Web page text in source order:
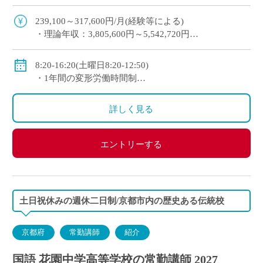
安に専任教諭への登用チャンスあり 京 […]
239,100～317,600円/月(経験等による)
・理論年収：3,805,600円～5,542,720円
◇手当：各種有(例：担任手当30,800～34,200円/月)
◇保険：私学共済、雇用保険、労災保険
8:20-16:20(土曜日8:20-12:50)
・1年間の変形労働時間制
詳しく見る
エントリーする
土日祝休みの週休二日制/京都市内の歴史ある伝統校
京都府 常勤講師 紹介
国語 花園中学高等学校の常勤講師 2027